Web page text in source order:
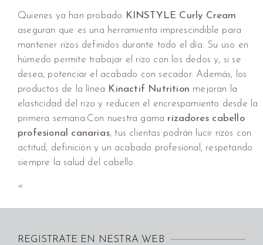
Quienes ya han probado KINSTYLE Curly Cream
aseguran que es una herramienta imprescindible para
mantener rizos definidos durante todo el día. Su uso en
húmedo permite trabajar el rizo con los dedos y, si se
desea, potenciar el acabado con secador. Además, los
productos de la línea Kinactif Nutrition mejoran la
elasticidad del rizo y reducen el encrespamiento desde la
primera semana.Con nuestra gama rizadores cabello
profesional canarias, tus clientas podrán lucir rizos con
actitud, definición y un acabado profesional, respetando
siempre la salud del cabello.
«
REGISTRATE EN NESTRA WEB